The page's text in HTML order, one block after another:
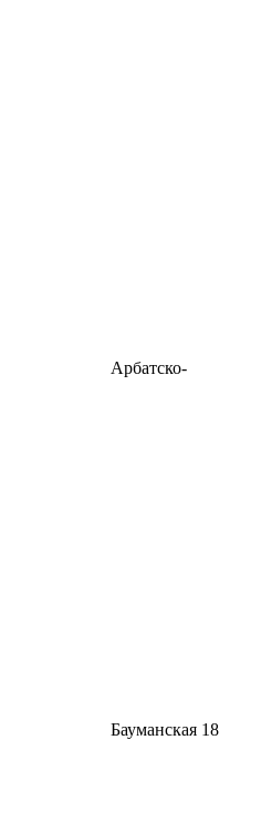
Арбатско-
Бауманская 18